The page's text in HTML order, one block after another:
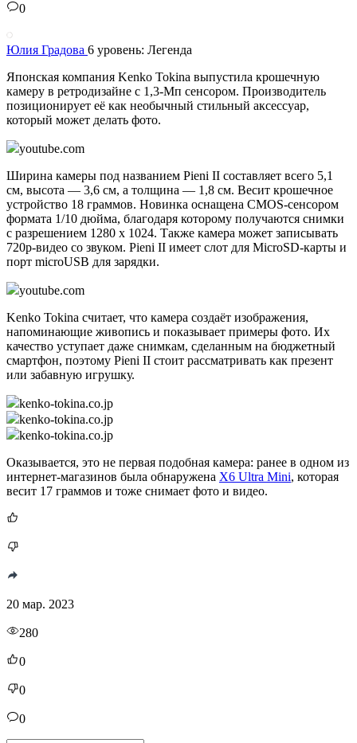
0
Юлия Градова 6 уровень: Легенда
Японская компания Kenko Tokina выпустила крошечную
камеру в ретродизайне с 1,3-Мп сенсором. Производитель
позиционирует её как необычный стильный аксессуар,
который может делать фото.
youtube.com
Ширина камеры под названием Pieni II составляет всего 5,1
см, высота — 3,6 см, а толщина — 1,8 см. Весит крошечное
устройство 18 граммов. Новинка оснащена CMOS-сенсором
формата 1/10 дюйма, благодаря которому получаются снимки
с разрешением 1280 x 1024. Также камера может записывать
720p-видео со звуком. Pieni II имеет слот для MicroSD-карты и
порт microUSB для зарядки.
youtube.com
Kenko Tokina считает, что камера создаёт изображения,
напоминающие живопись и показывает примеры фото. Их
качество уступает даже снимкам, сделанным на бюджетный
смартфон, поэтому Pieni II стоит рассматривать как презент
или забавную игрушку.
kenko-tokina.co.jp
kenko-tokina.co.jp
kenko-tokina.co.jp
Оказывается, это не первая подобная камера: ранее в одном из
интернет-магазинов была обнаружена X6 Ultra Mini, которая
весит 17 граммов и тоже снимает фото и видео.
20 мар. 2023
280
0
0
0